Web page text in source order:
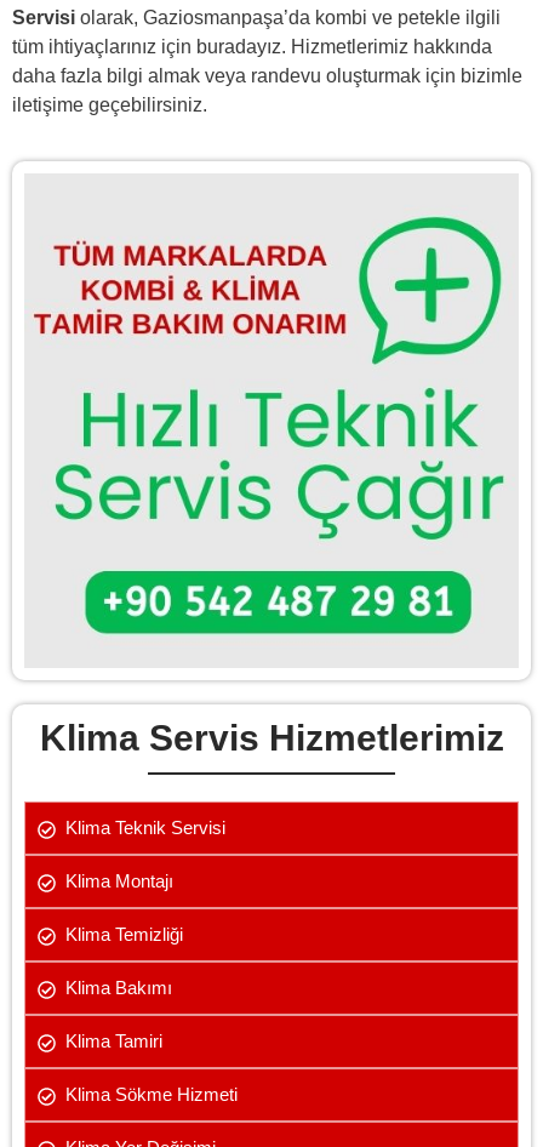
Klima Servis Hizmetlerimiz
Klima Teknik Servisi
Klima Montajı
Klima Temizliği
Klima Bakımı
Klima Tamiri
Klima Sökme Hizmeti
Servisi olarak, Gaziosmanpaşa’da kombi ve petekle ilgili
tüm ihtiyaçlarınız için buradayız. Hizmetlerimiz hakkında
daha fazla bilgi almak veya randevu oluşturmak için bizimle
iletişime geçebilirsiniz.